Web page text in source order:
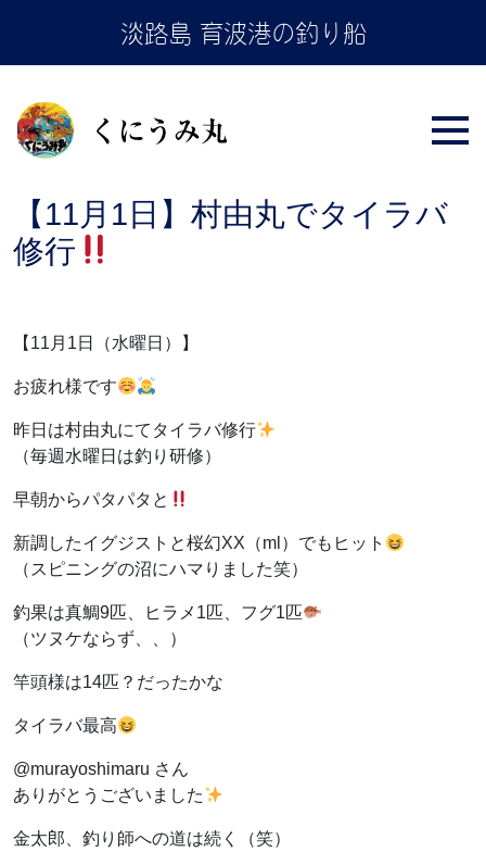
the
淡路島 育波港の釣り船
【11月1日】村由丸でタイラバ
修行
【11月1日（水曜日）】
お疲れ様です
昨日は村由丸にてタイラバ修行
（毎週水曜日は釣り研修）
早朝からパタパタと
新調したイグジストと桜幻XX（ml）でもヒット
（スピニングの沼にハマりました笑）
釣果は真鯛9匹、ヒラメ1匹、フグ1匹
（ツヌケならず、、）
竿頭様は14匹？だったかな
タイラバ最高
@murayoshimaru さん
ありがとうございました
金太郎、釣り師への道は続く（笑）